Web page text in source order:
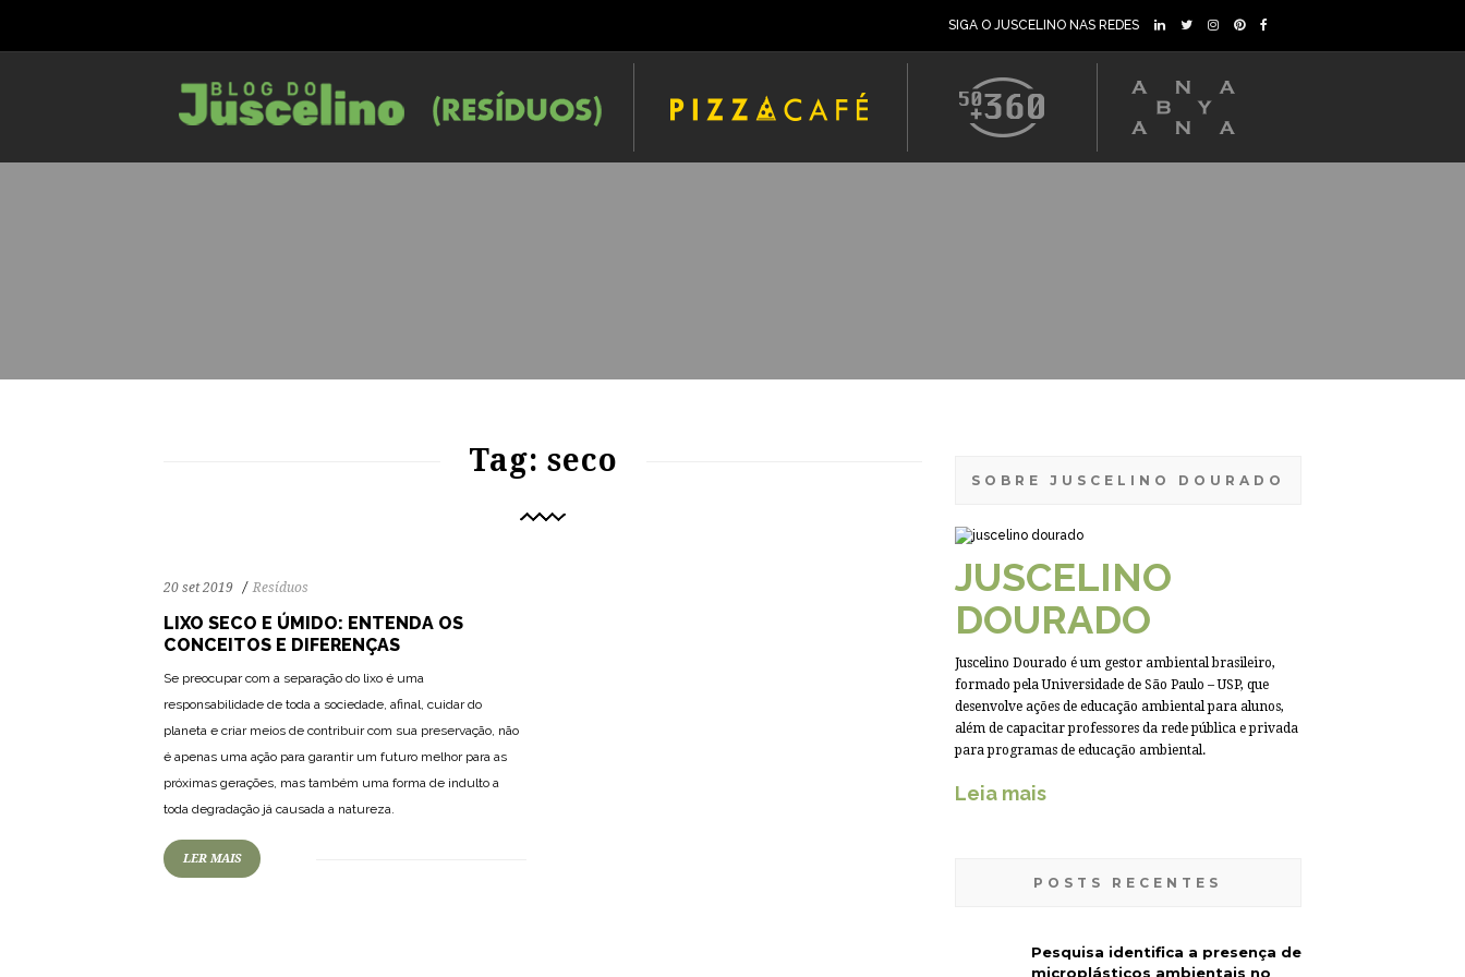
SIGA O JUSCELINO NAS REDES
Tag: seco
20 set 2019 Resíduos
LIXO SECO E ÚMIDO: ENTENDA OS
CONCEITOS E DIFERENÇAS
Se preocupar com a separação do lixo é uma
responsabilidade de toda a sociedade, afinal, cuidar do
planeta e criar meios de contribuir com sua preservação, não
é apenas uma ação para garantir um futuro melhor para as
próximas gerações, mas também uma forma de indulto a
toda degradação já causada a natureza.
LER MAIS
SOBRE JUSCELINO DOURADO
JUSCELINO
DOURADO
Juscelino Dourado é um gestor ambiental brasileiro,
formado pela Universidade de São Paulo – USP, que
desenvolve ações de educação ambiental para alunos,
além de capacitar professores da rede pública e privada
para programas de educação ambiental.
Leia mais
POSTS RECENTES
Pesquisa identifica a presença de
microplásticos ambientais no